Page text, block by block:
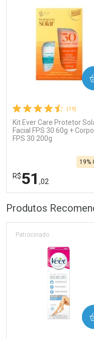
(19)
Kit Ever Care Protetor
Facial FPS 30 60g +
FPS 30 200g
R$51 ,02
19%
COMPRAR
Laboratório
Por Menos
Produtos
Patrocinado
COMPRAR